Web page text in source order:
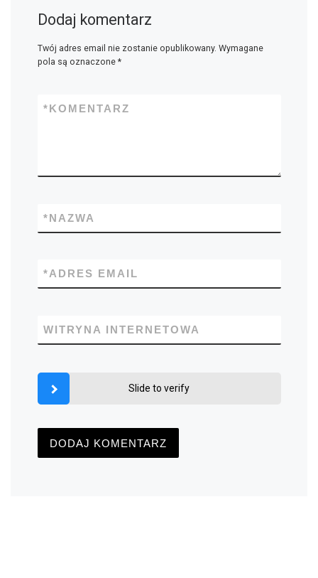
Dodaj komentarz
Twój adres email nie zostanie opublikowany. Wymagane
pola są oznaczone *
KOMENTARZ
*
NAZWA
*
ADRES EMAIL
*
WITRYNA INTERNETOWA
Slide to verify